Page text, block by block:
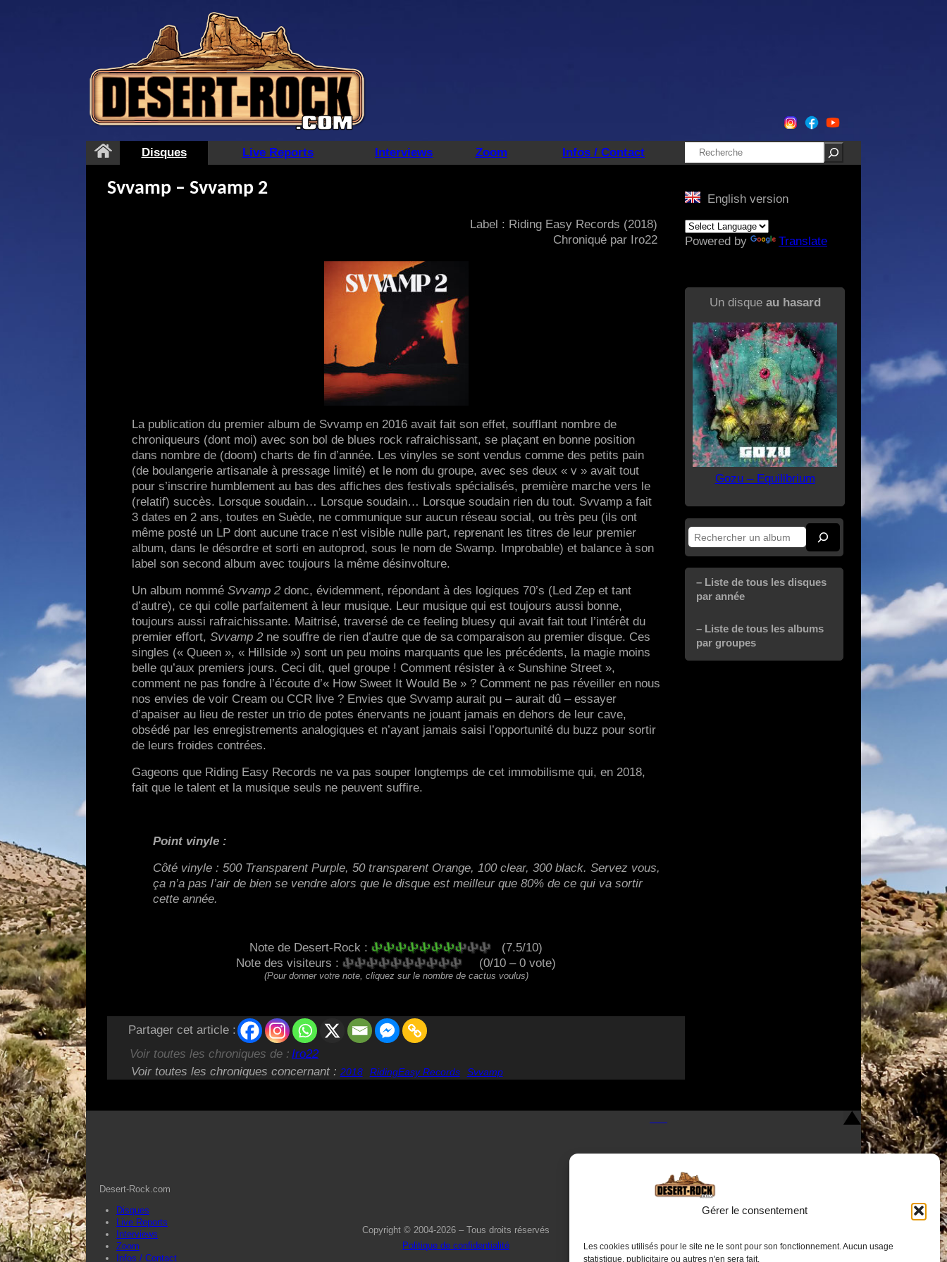
Gérer le consentement
Les cookies utilisés pour le site ne le sont pour son fonctionnement. Aucun usage
statistique, publicitaire ou autres n'en sera fait.
Disques Live Reports Interviews Zoom Infos / Contact Rechercher
Svvamp – Svvamp 2
Label : Riding Easy Records (2018)
Chroniqué par Iro22
La publication du premier album de Svvamp en 2016 avait fait son effet, soufflant nombre de
chroniqueurs (dont moi) avec son bol de blues rock rafraichissant, se plaçant en bonne position
dans nombre de (doom) charts de fin d’année. Les vinyles se sont vendus comme des petits pain
(de boulangerie artisanale à pressage limité) et le nom du groupe, avec ses deux « v » avait tout
pour s’inscrire humblement au bas des affiches des festivals spécialisés, première marche vers le
(relatif) succès. Lorsque soudain… Lorsque soudain… Lorsque soudain rien du tout. Svvamp a fait
3 dates en 2 ans, toutes en Suède, ne communique sur aucun réseau social, ou très peu (ils ont
même posté un LP dont aucune trace n’est visible nulle part, reprenant les titres de leur premier
album, dans le désordre et sorti en autoprod, sous le nom de Swamp. Improbable) et balance à son
label son second album avec toujours la même désinvolture.
Un album nommé Svvamp 2 donc, évidemment, répondant à des logiques 70’s (Led Zep et tant
d’autre), ce qui colle parfaitement à leur musique. Leur musique qui est toujours aussi bonne,
toujours aussi rafraichissante. Maitrisé, traversé de ce feeling bluesy qui avait fait tout l’intérêt du
premier effort, Svvamp 2 ne souffre de rien d’autre que de sa comparaison au premier disque. Ces
singles (« Queen », « Hillside ») sont un peu moins marquants que les précédents, la magie moins
belle qu’aux premiers jours. Ceci dit, quel groupe ! Comment résister à « Sunshine Street »,
comment ne pas fondre à l’écoute d’« How Sweet It Would Be » ? Comment ne pas réveiller en nous
nos envies de voir Cream ou CCR live ? Envies que Svvamp aurait pu – aurait dû – essayer
d’apaiser au lieu de rester un trio de potes énervants ne jouant jamais en dehors de leur cave,
obsédé par les enregistrements analogiques et n’ayant jamais saisi l’opportunité du buzz pour sortir
de leurs froides contrées.
Gageons que Riding Easy Records ne va pas souper longtemps de cet immobilisme qui, en 2018,
fait que le talent et la musique seuls ne peuvent suffire.
Point vinyle :
Côté vinyle : 500 Transparent Purple, 50 transparent Orange, 100 clear, 300 black. Servez vous,
ça n’a pas l’air de bien se vendre alors que le disque est meilleur que 80% de ce qui va sortir
cette année.
Note de Desert-Rock :
(7.5/10)
Note des visiteurs :
(0/10 – 0 vote)
(Pour donner votre note, cliquez sur le nombre de cactus voulus)
Partager cet article :
Voir toutes les chroniques de : Iro22
Voir toutes les chroniques concernant : 2018 RidingEasy Records Svvamp
English version
Powered by Translate
Un disque au hasard
Gozu – Equilibrium
Rechercher
– Liste de tous les disques
par année
– Liste de tous les albums
par groupes
Desert-Rock.com
Disques
Live Reports
Interviews
Zoom
Infos / Contact
Copyright © 2004-2026 – Tous droits réservés
Politique de confidentialité
Nous contacter